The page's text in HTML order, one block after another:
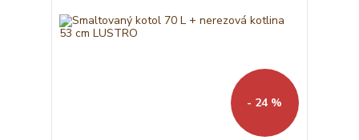
- 24 %